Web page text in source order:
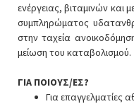
ενέργειας, βιταμινών
συμπληρώματος
στην ταχεία
μείωση του καταβολισμού.
ΓΙΑ ΠΟΙΟΥΣ/ΕΣ?
Για επαγγελματίες